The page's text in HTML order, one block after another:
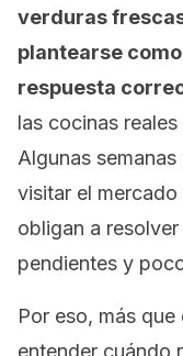
verduras
plantearse
respuesta
las cocinas
Algunas
visitar el
obligan a
pendientes y
Por eso, más
entender cuándo